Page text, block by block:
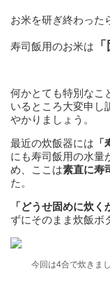
お米を研ぎ終わった
寿司飯用のお米は
何かとても特別な
いるところ大変申し
やかりましょう。
最近の炊飯器には
にも寿司飯用の水量
め、ここは素直に寿
た。
「どうせ固めに炊く
ずにそのまま炊飯ボ
今回は4合で炊きま